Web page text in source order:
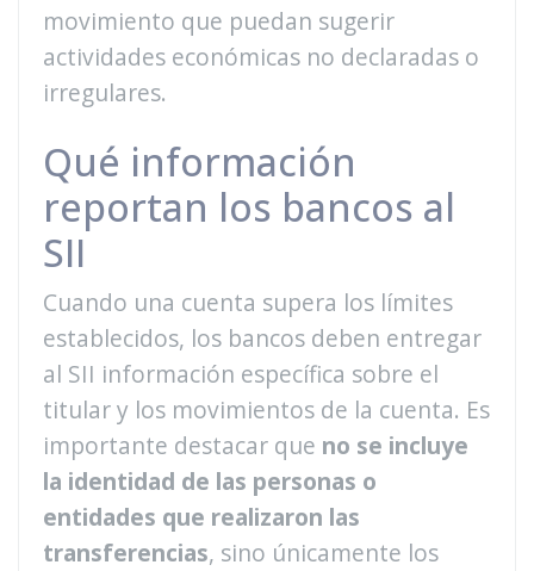
movimiento que puedan sugerir
actividades económicas no declaradas o
irregulares.
Qué información
reportan los bancos al
SII
Cuando una cuenta supera los límites
establecidos, los bancos deben entregar
al SII información específica sobre el
titular y los movimientos de la cuenta. Es
importante destacar que no se incluye
la identidad de las personas o
entidades que realizaron las
transferencias, sino únicamente los